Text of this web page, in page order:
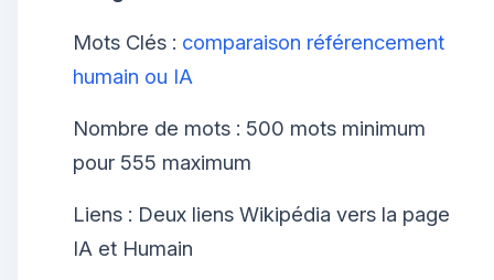
Mots Clés : comparaison référencement
humain ou IA
Nombre de mots : 500 mots minimum
pour 555 maximum
Liens : Deux liens Wikipédia vers la page
IA et Humain